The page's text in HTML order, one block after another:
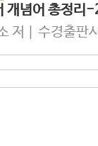
개념어 총정
소 저 | 수경출